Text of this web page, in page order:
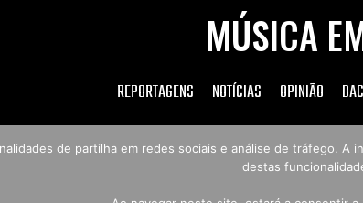
MÚSICA
REPORTAGENS NOTÍCIAS OPINIÃO
Copyright © 2026
de partilha em redes sociais e análise de tráfego.
destas